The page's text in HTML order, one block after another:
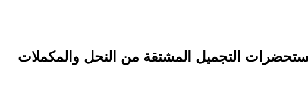
التجميل المشتقة من النحل والمكملات